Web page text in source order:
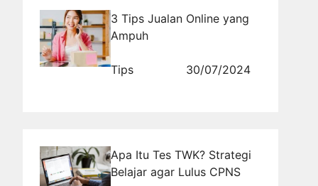
3 Tips Jualan Online yang
Ampuh
Tips 30/07/2024
Apa Itu Tes TWK? Strategi
Belajar agar Lulus CPNS